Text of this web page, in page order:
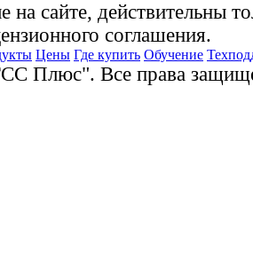
на сайте, действительны
соглашения.
Цены Где купить Обучение
Плюс". Все права